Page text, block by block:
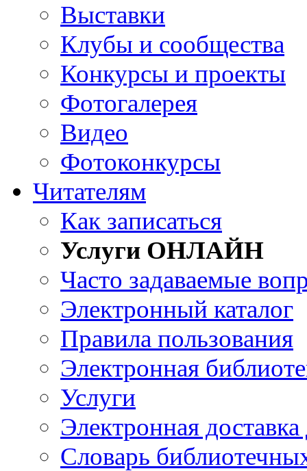
Выставки
Клубы и сообщества
Конкурсы и проекты
Фотогалерея
Видео
Фотоконкурсы
Читателям
Как записаться
Услуги ОНЛАЙН
Часто задаваемые
Электронный каталог
Правила пользования
Электронная
Услуги
Электронная
Словарь